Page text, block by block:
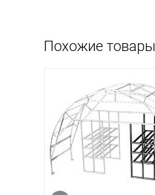
Похожие товары